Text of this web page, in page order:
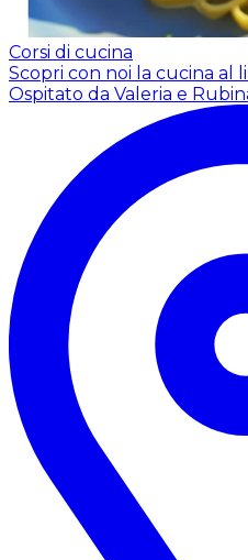
Corsi di cucina
Scopri con noi la cucina al
Ospitato da Valeria e